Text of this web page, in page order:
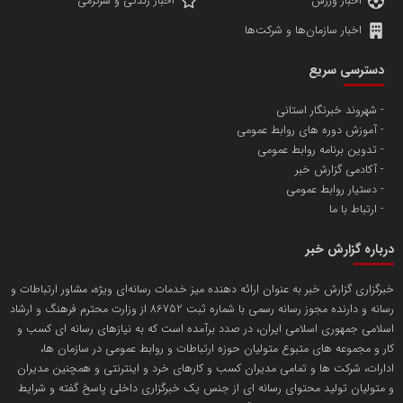
پایگاه اطلاع رسانی اعتلای نهادهای مردمی
پایگاه اطلاع رسانی دریا و نفت
تامین آهن اسفنجی تولیدکنندگان فولاد در کشور
تریبون
انتشار گسترده محتوا در رسانه گزارش خبر
مسعودصادقی
اخبار سازمان‌ها و شرکت‌ها
دسترسی سریع
شهروند خبرنگار استانی
آموزش دوره های روابط عمومی
تدوین برنامه روابط عمومی
آکادمی گزارش خبر
دستیار روابط عمومی
ارتباط با ما
درباره گزارش خبر
خبرگزاری گزارش خبر به عنوان ارائه دهنده میز خدمات رسانه‌ای ویژه، مشاور ارتباطات و
رسانه و دارنده مجوز رسانه رسمی با شماره ثبت 86752 از وزارت محترم فرهنگ و ارشاد
اسلامی جمهوری اسلامی ایران، در صدد برآمده است که به نیازهای رسانه ای کسب و
کار و مجموعه های متبوع متولیان حوزه ارتباطات و روابط عمومی در سازمان ها،
ادارات، شرکت ها و تمامی مدیران کسب و کارهای خرد و اینترنتی و همچنین مدیران
و متولیان تولید محتوای رسانه ای از جنس یک خبرگزاری داخلی پاسخ گفته و شرایط